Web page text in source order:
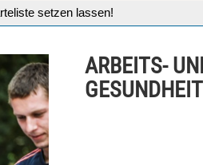
setzen lassen!
ARBEITS-